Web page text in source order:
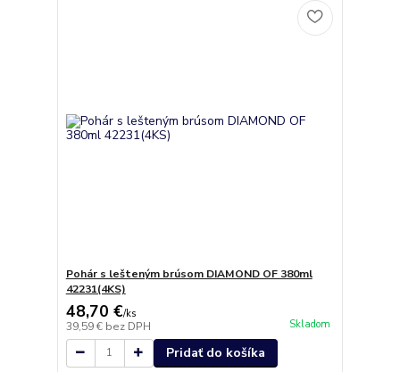
Pohár s lešteným brúsom DIAMOND OF 380ml
42231(4KS)
48,70 €/ks
39,59 € bez DPH Skladom
Pridať do košíka